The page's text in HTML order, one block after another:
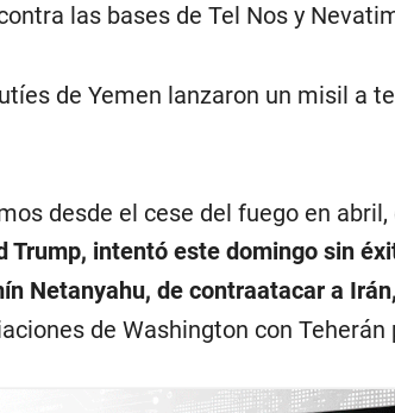
las bases de Tel Nos y
de Yemen lanzaron un misil a
desde el cese del fuego en
Trump, intentó este domingo sin
Netanyahu, de contraatacar a Irán,
de Washington con Teherán